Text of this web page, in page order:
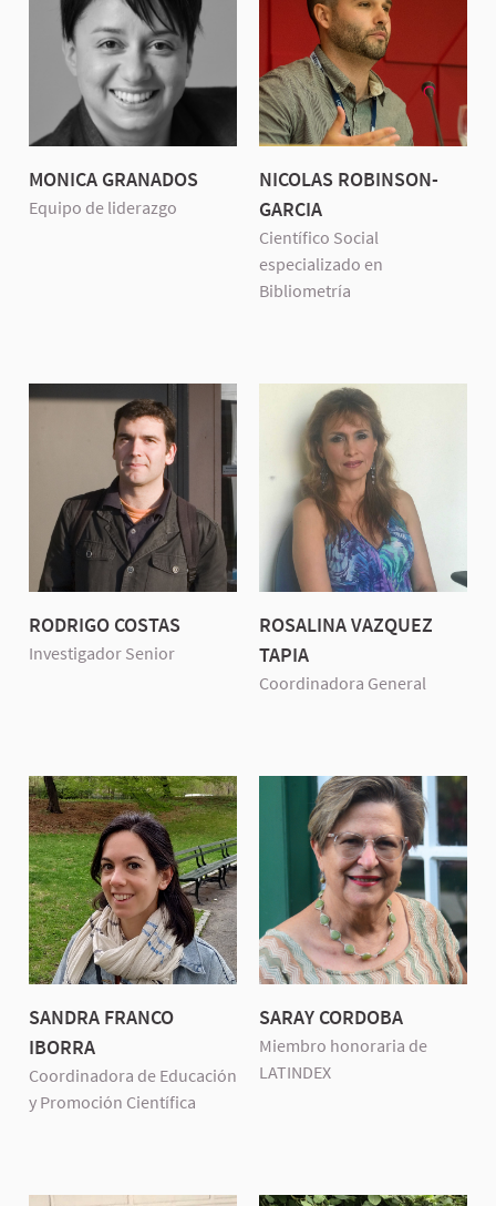
MONICA GRANADOS
Equipo de liderazgo
NICOLAS ROBINSON-
GARCIA
Científico Social
especializado en
Bibliometría
RODRIGO COSTAS
Investigador Senior
ROSALINA VAZQUEZ
TAPIA
Coordinadora General
SANDRA FRANCO
IBORRA
Coordinadora de Educación
y Promoción Científica
SARAY CORDOBA
Miembro honoraria de
LATINDEX